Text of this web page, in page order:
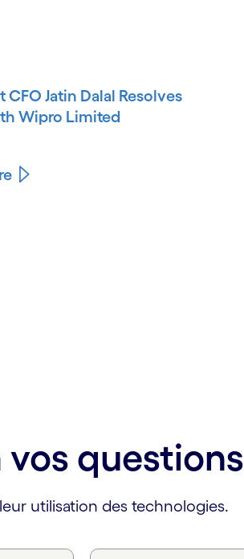
Jatin Dalal Resolves
Wipro Limited
vos questions
utilisation des technologies.